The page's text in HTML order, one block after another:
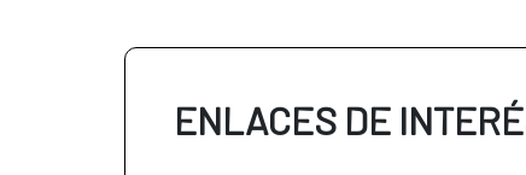
ENLACES DE